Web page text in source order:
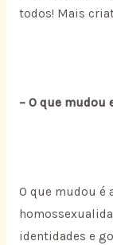
todos! Mais
– O que mudou
O que mudou é
identidades e